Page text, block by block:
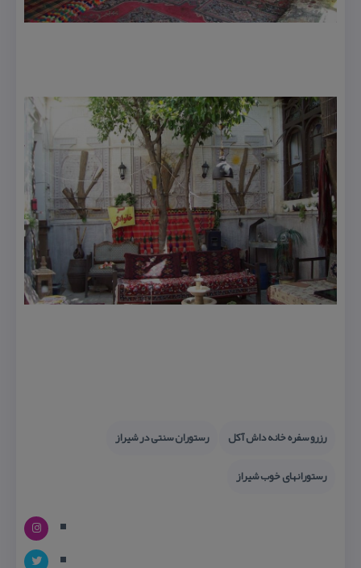
رزرو سفره خانه داش آكل
رستوران سنتی در شیراز
رستورانهای خوب شیراز